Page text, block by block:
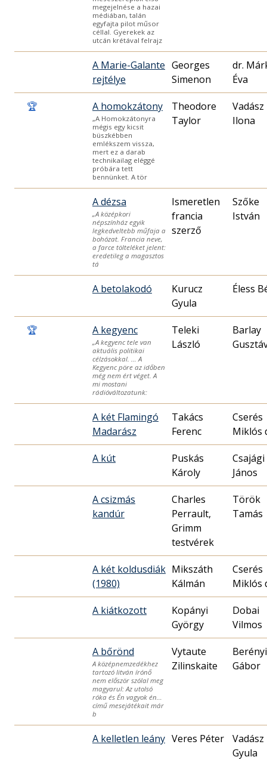
megejelnése a hazai
médiában, talán
egyfajta pilot műsor
céllal. Gyerekek az
utcán krétával felrajz
A Marie-Galante
rejtélye
Georges
Simenon
dr.
Éva
🏆 A homokzátony
„A Homokzátonyra
mégis egy kicsit
büszkébben
emlékszem vissza,
mert ez a darab
technikailag eléggé
próbára tett
bennünket. A tör
Theodore
Taylor
Vadász
Ilona
A dézsa
„A középkori
népszínház egyik
legkedveltebb műfaja a
bohózat. Francia neve,
a farce tölteléket jelent:
eredetileg a magasztos
tá
Ismeretlen
francia
szerző
Szőke
István
A betolakodó
Kurucz
Gyula
Éless
🏆 A kegyenc
„A kegyenc tele van
aktuális politikai
célzásokkal. … A
Kegyenc pöre az időben
még nem ért véget. A
mi mostani
rádióváltozatunk:
Teleki
László
Barlay
A két Flamingó
Madarász
Takács
Ferenc
Cserés
Miklós
A kút
Puskás
Károly
Csajági
János
A csizmás
kandúr
Charles
Perrault,
Grimm
testvérek
Török
Tamás
A két koldusdiák
(1980)
Mikszáth
Kálmán
Cserés
Miklós
A kiátkozott
Kopányi
György
Dobai
Vilmos
A bőrönd
A középnemzedékhez
tartozó litván írónő
nem először szólal meg
magyarul: Az utolsó
róka és Én vagyok én…
című mesejátékait már
b
Vytaute
Zilinskaite
Berényi
Gábor
A kelletlen leány Veres Péter
Vadász
Gyula